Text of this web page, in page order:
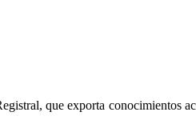
que exporta conocimientos